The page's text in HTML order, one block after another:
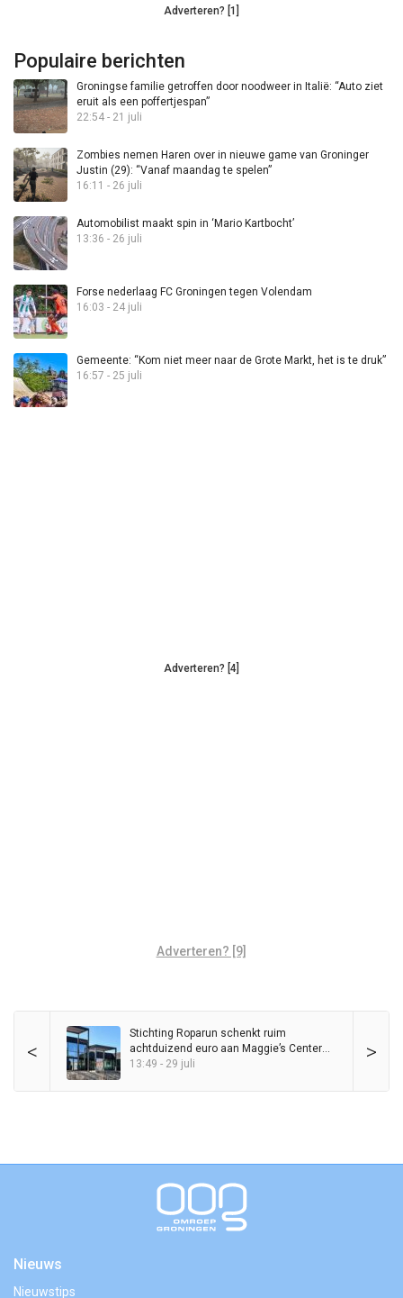
Adverteren? [1]
Populaire berichten
Groningse familie getroffen door noodweer in Italië: “Auto ziet
eruit als een poffertjespan”
22:54 - 21 juli
Zombies nemen Haren over in nieuwe game van Groninger
Justin (29): “Vanaf maandag te spelen”
16:11 - 26 juli
Automobilist maakt spin in ‘Mario Kartbocht’
13:36 - 26 juli
Forse nederlaag FC Groningen tegen Volendam
16:03 - 24 juli
Gemeente: “Kom niet meer naar de Grote Markt, het is te druk”
16:57 - 25 juli
Adverteren? [4]
Adverteren? [9]
< >
Stichting Roparun schenkt ruim
achtduizend euro aan Maggie’s Center
Groningen
13:49 - 29 juli
Nieuws
Nieuwstips